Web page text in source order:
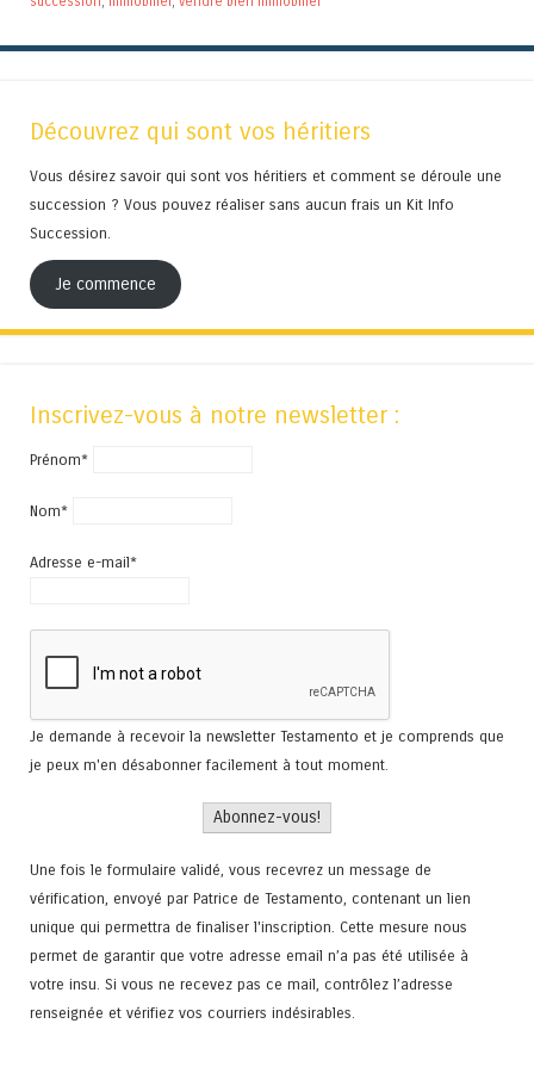
Découvrez qui sont vos héritiers
Vous désirez savoir qui sont vos héritiers et comment se déroule une
succession ? Vous pouvez réaliser sans aucun frais un Kit Info
Succession.
Je commence
Inscrivez-vous à notre newsletter :
Prénom*
Nom*
Adresse e-mail*
Je demande à recevoir la newsletter Testamento et je comprends que
je peux m'en désabonner facilement à tout moment.
Une fois le formulaire validé, vous recevrez un message de
vérification, envoyé par Patrice de Testamento, contenant un lien
unique qui permettra de finaliser l'inscription. Cette mesure nous
permet de garantir que votre adresse email n’a pas été utilisée à
votre insu. Si vous ne recevez pas ce mail, contrôlez l’adresse
renseignée et vérifiez vos courriers indésirables.